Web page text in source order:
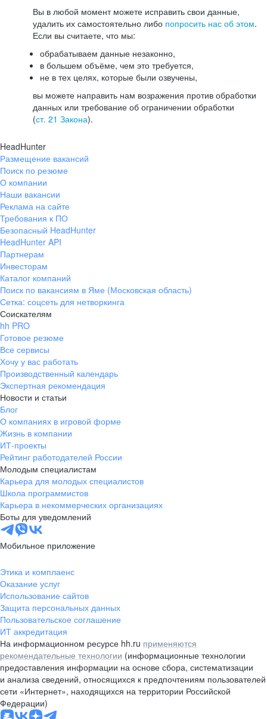
Вы в любой момент можете исправить свои данные,
удалить их самостоятельно либо попросить нас об этом.
Если вы считаете, что мы:
обрабатываем данные незаконно,
в большем объёме, чем это требуется,
не в тех целях, которые были озвучены,
вы можете направить нам возражения против обработки
данных или требование об ограничении обработки
(ст. 21 Закона).
HeadHunter
Размещение вакансий
Поиск по резюме
О компании
Наши вакансии
Реклама на сайте
Требования к ПО
Безопасный HeadHunter
HeadHunter API
Партнерам
Инвесторам
Каталог компаний
Поиск по вакансиям в Яме (Московская область)
Сетка: соцсеть для нетворкинга
Соискателям
hh PRO
Готовое резюме
Все сервисы
Хочу у вас работать
Производственный календарь
Экспертная рекомендация
Новости и статьи
Блог
О компаниях в игровой форме
Жизнь в компании
ИТ-проекты
Рейтинг работодателей России
Молодым специалистам
Карьера для молодых специалистов
Школа программистов
Карьера в некоммерческих организациях
Боты для уведомлений
Мобильное приложение
Этика и комплаенс
Оказание услуг
Использование сайтов
Защита персональных данных
Пользовательское соглашение
ИТ аккредитация
На информационном ресурсе hh.ru применяются
рекомендательные технологии (информационные технологии
предоставления информации на основе сбора, систематизации
и анализа сведений, относящихся к предпочтениям пользователей
сети «Интернет», находящихся на территории Российской
Федерации)